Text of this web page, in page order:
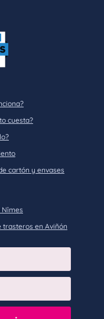
cuesta?
cartón y envases
Nîmes
trasteros en Aviñón